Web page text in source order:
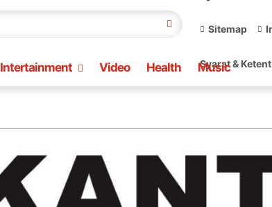
Sitemap
Syarat &
Intertainment Video Health Music